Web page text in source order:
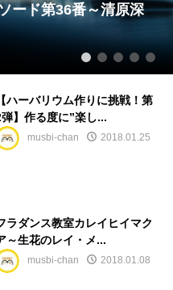
ード第36番～清原深
1 2 3 4 5
【ハーバリウム作りに挑戦！第
】作る度に”楽し...
musbi-chan 2018.01.25
ラダンス教室カレイヒイマク
～生花のレイ・メ...
musbi-chan 2018.01.08